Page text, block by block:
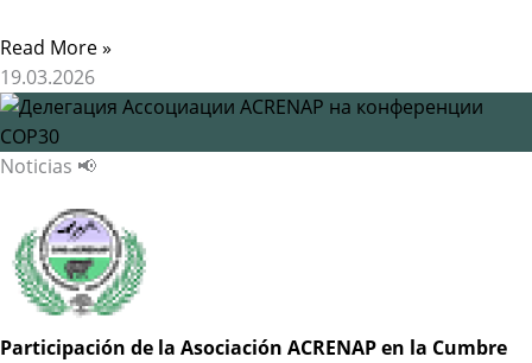
Read More »
19.03.2026
Noticias 📢
Participación de la Asociación ACRENAP en la Cumbre